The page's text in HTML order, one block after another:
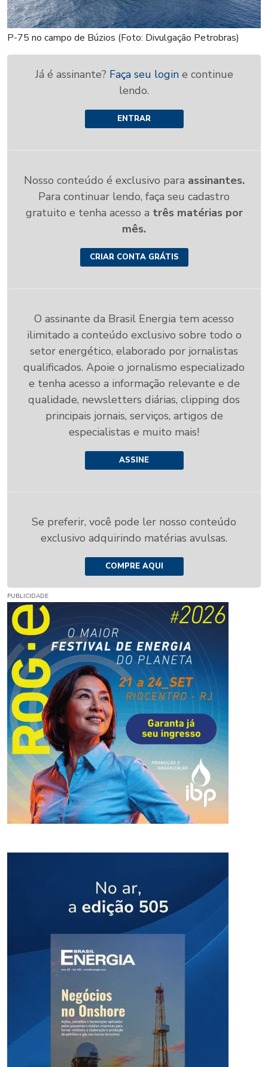
P-75 no campo de Búzios (Foto: Divulgação Petrobras)
Já é assinante? Faça seu login e continue
lendo.
ENTRAR
Nosso conteúdo é exclusivo para assinantes.
Para continuar lendo, faça seu cadastro
gratuito e tenha acesso a três matérias por
mês.
CRIAR CONTA GRÁTIS
O assinante da Brasil Energia tem acesso
ilimitado a conteúdo exclusivo sobre todo o
setor energético, elaborado por jornalistas
qualificados. Apoie o jornalismo especializado
e tenha acesso a informação relevante e de
qualidade, newsletters diárias, clipping dos
principais jornais, serviços, artigos de
especialistas e muito mais!
ASSINE
Se preferir, você pode ler nosso conteúdo
exclusivo adquirindo matérias avulsas.
COMPRE AQUI
PUBLICIDADE